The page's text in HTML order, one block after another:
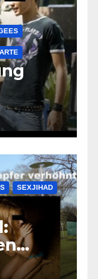
ein
SEXJIHAD
auf